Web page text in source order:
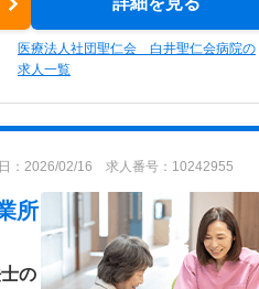
医療法人社団聖仁会 白井聖仁会病院の
求人一覧
：2026/02/16 求人番号：10242955
所
の